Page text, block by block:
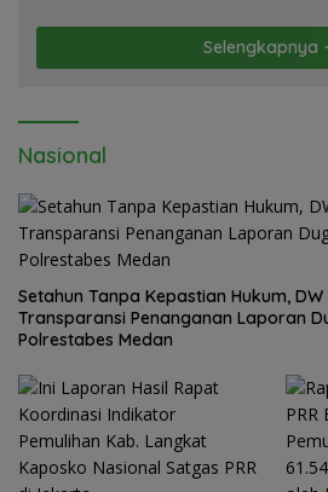
Dairi. Desak Kapolda Sumut Irjen
Whisnu
Selengkapnya
Nasional
Setahun Tanpa Kepastian Hukum,
Transparansi Penanganan Laporan
Polrestabes Medan